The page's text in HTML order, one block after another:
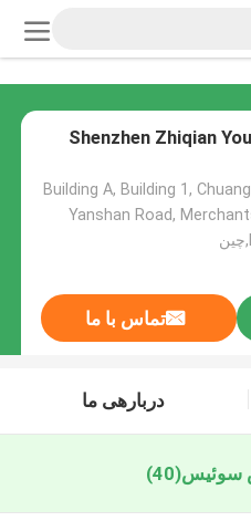
Shenzhen Zhiqian
107, Building A, Building 1,
Yanshan Road,
تماس با ما
دربارهی ما
سوئیس(40)